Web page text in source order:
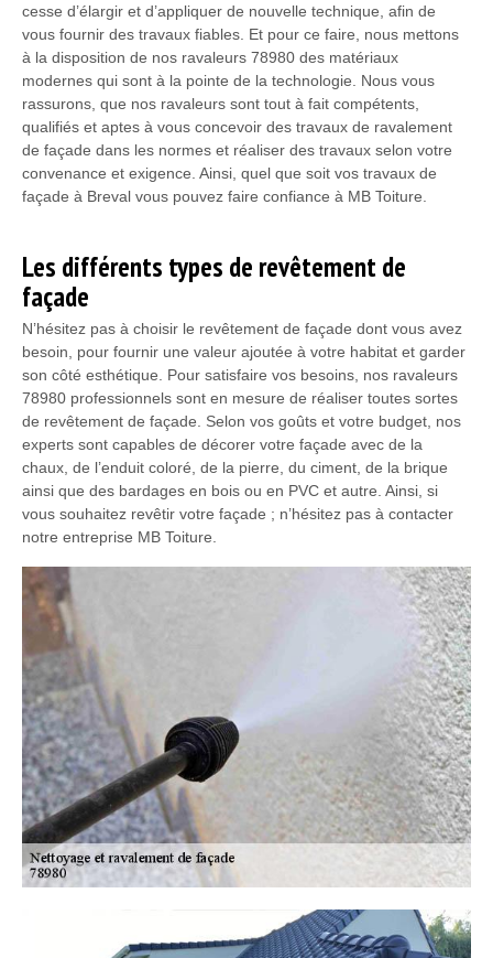
cesse d’élargir et d’appliquer de nouvelle technique, afin de
vous fournir des travaux fiables. Et pour ce faire, nous mettons
à la disposition de nos ravaleurs 78980 des matériaux
modernes qui sont à la pointe de la technologie. Nous vous
rassurons, que nos ravaleurs sont tout à fait compétents,
qualifiés et aptes à vous concevoir des travaux de ravalement
de façade dans les normes et réaliser des travaux selon votre
convenance et exigence. Ainsi, quel que soit vos travaux de
façade à Breval vous pouvez faire confiance à MB Toiture.
Les différents types de revêtement de
façade
N’hésitez pas à choisir le revêtement de façade dont vous avez
besoin, pour fournir une valeur ajoutée à votre habitat et garder
son côté esthétique. Pour satisfaire vos besoins, nos ravaleurs
78980 professionnels sont en mesure de réaliser toutes sortes
de revêtement de façade. Selon vos goûts et votre budget, nos
experts sont capables de décorer votre façade avec de la
chaux, de l’enduit coloré, de la pierre, du ciment, de la brique
ainsi que des bardages en bois ou en PVC et autre. Ainsi, si
vous souhaitez revêtir votre façade ; n’hésitez pas à contacter
notre entreprise MB Toiture.